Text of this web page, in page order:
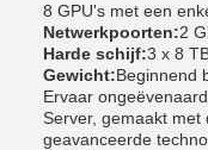
8 GPU's met een
Netwerkpoorten:2
Harde schijf:3 x 8
Gewicht:Beginnend
Ervaar
Server, gemaakt
geavanceerde